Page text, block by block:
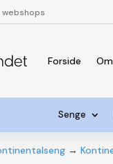
webshops
Forside
Senge
→